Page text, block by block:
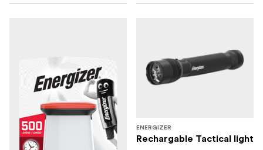
ENERGIZER
Rechargable Tactical light